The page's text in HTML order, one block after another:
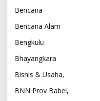
Bencana
Bencana Alam
Bengkulu
Bhayangkara
Bisnis & Usaha,
BNN Prov Babel,